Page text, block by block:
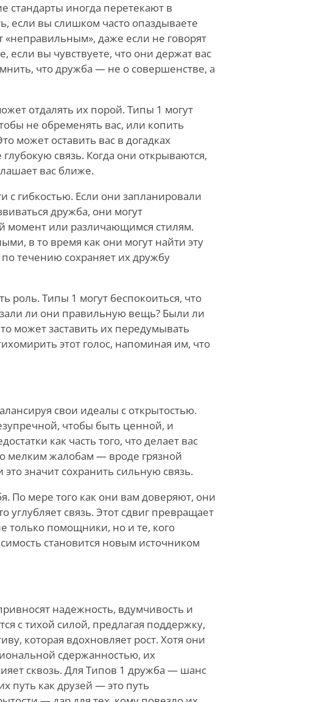
стандарты иногда перетекают в
если вы слишком часто опаздываете
даже если не говорят
если вы чувствуете, что они держат вас
что дружба — не о совершенстве, а
отдалять их порой. Типы 1 могут
не обременять вас, или копить
может оставить вас в догадках
связь. Когда они открываются,
вас ближе.
с гибкостью. Если они запланировали
дружба, они могут
момент или различающимся стилям.
в то время как они могут найти эту
течению сохраняет их дружбу
роль. Типы 1 могут беспокоиться, что
ли они правильную вещь? Были ли
может заставить их передумывать
этот голос, напоминая им, что
свои идеалы с открытостью.
чтобы быть ценной, и
как часть того, что делает вас
мелким жалобам — вроде грязной
значит сохранить сильную связь.
По мере того как они вам доверяют, они
углубляет связь. Этот сдвиг превращает
только помощники, но и те, кого
становится новым источником
надежность, вдумчивость и
с тихой силой, предлагая поддержку,
которая вдохновляет рост. Хотя они
сдержанностью, их
сквозь. Для Типов 1 дружба — шанс
путь как друзей — это путь